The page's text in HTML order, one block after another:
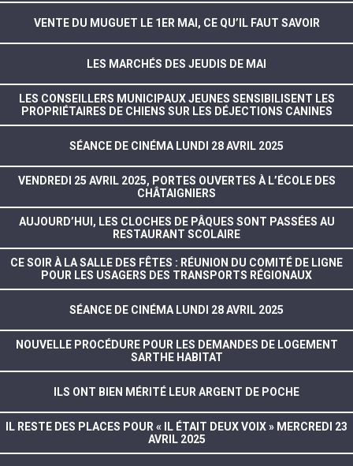
VENTE DU MUGUET LE 1ER MAI, CE QU’IL FAUT SAVOIR
LES MARCHÉS DES JEUDIS DE MAI
LES CONSEILLERS MUNICIPAUX JEUNES SENSIBILISENT LES
PROPRIÉTAIRES DE CHIENS SUR LES DÉJECTIONS CANINES
SÉANCE DE CINÉMA LUNDI 28 AVRIL 2025
VENDREDI 25 AVRIL 2025, PORTES OUVERTES À L’ÉCOLE DES
CHÂTAIGNIERS
AUJOURD’HUI, LES CLOCHES DE PÂQUES SONT PASSÉES AU
RESTAURANT SCOLAIRE
CE SOIR À LA SALLE DES FÊTES : RÉUNION DU COMITÉ DE LIGNE
POUR LES USAGERS DES TRANSPORTS RÉGIONAUX
SÉANCE DE CINÉMA LUNDI 28 AVRIL 2025
NOUVELLE PROCÉDURE POUR LES DEMANDES DE LOGEMENT
SARTHE HABITAT
ILS ONT BIEN MÉRITÉ LEUR ARGENT DE POCHE
IL RESTE DES PLACES POUR « IL ÉTAIT DEUX VOIX » MERCREDI 23
AVRIL 2025